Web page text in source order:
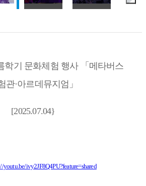
학기 문화체험 행사 「메타버스
관·아르데뮤지엄」
[2025.07.04}
youtu.be/ivy2JF8Q4PU?feature=shared